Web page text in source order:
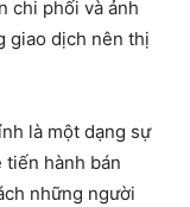
chi phối và ảnh
giao dịch nên thị
là một dạng sự
tiến hành bán
những người